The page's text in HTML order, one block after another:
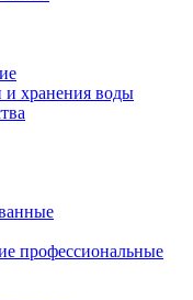
и хранения воды
профессиональные